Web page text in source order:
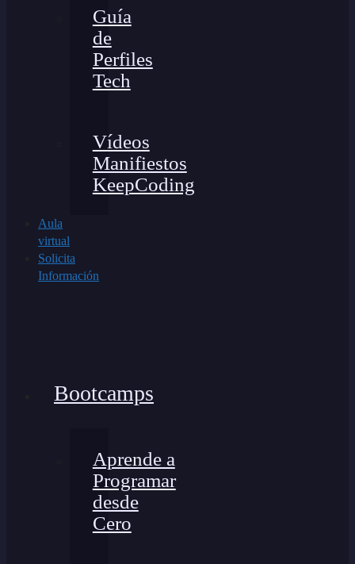
Guía
de
Perfiles
Tech
Vídeos
Manifiestos
KeepCoding
Aula
virtual
Solicita
Información
Bootcamps
Aprende a
Programar
desde
Cero